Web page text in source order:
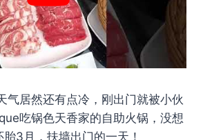
气居然还有点冷，刚出门就被小伙
吃锅色天香家的自助火锅，没想
3月，扶墙出门的一天！